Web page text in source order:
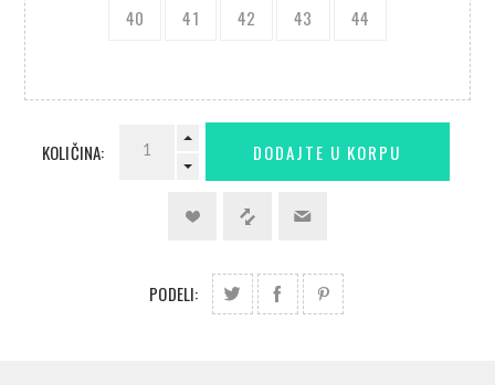
40 41 42 43 44
KOLIČINA:
PODELI: